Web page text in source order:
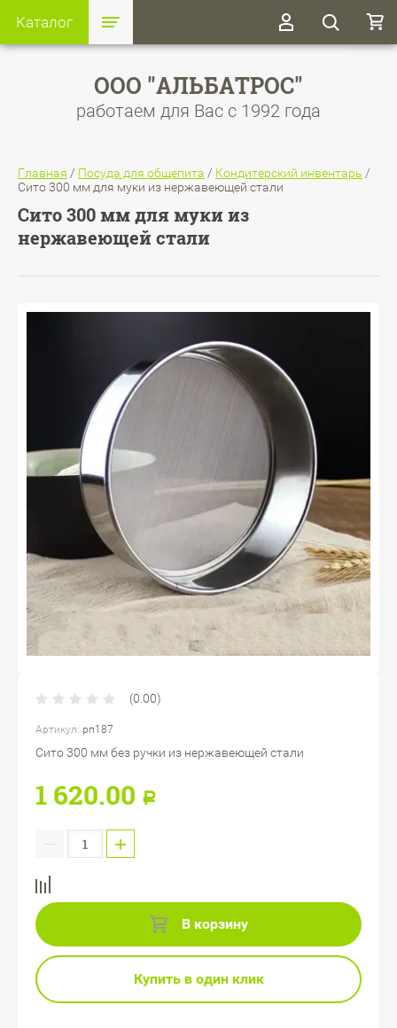
Каталог
ООО "АЛЬБАТРОС"
работаем для Вас с 1992 года
Главная / Посуда для общепита / Кондитерский инвентарь /
Сито 300 мм для муки из нержавеющей стали
Сито 300 мм для муки из
нержавеющей стали
(0.00)
Артикул: рп187
Сито 300 мм без ручки из нержавеющей стали
1 620.00 Р
+
В корзину
Купить в один клик